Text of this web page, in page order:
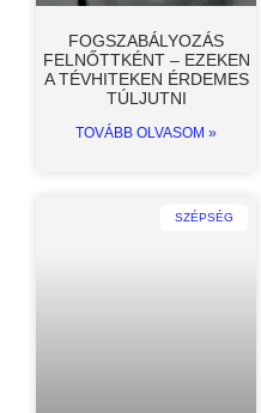
FOGSZABÁLYOZÁS
FELNŐTTKÉNT – EZEKEN
A TÉVHITEKEN ÉRDEMES
TÚLJUTNI
TOVÁBB OLVASOM »
SZÉPSÉG